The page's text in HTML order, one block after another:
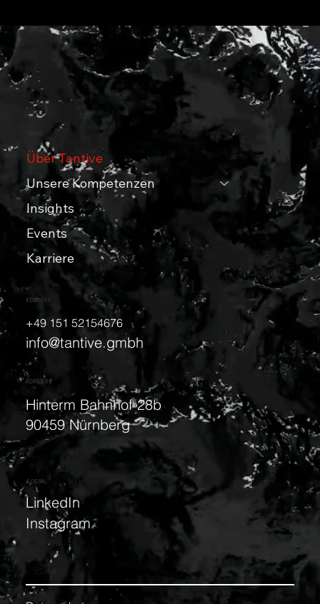
Über Tantive
Unsere Kompetenzen
Insights
Events
Karriere
KONTAKT
+49 151 52154676
info@tantive.gmbh
ADRESSE
Hinterm Bahnhof 28b
90459 Nürnberg
SOCIAL
LinkedIn
Instagram